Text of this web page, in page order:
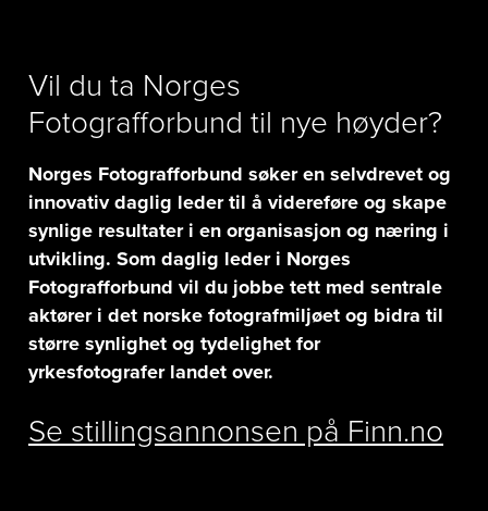
Vil du ta Norges
Fotografforbund til nye høyder?
Norges Fotografforbund søker en selvdrevet og
innovativ daglig leder til å videreføre og skape
synlige resultater i en organisasjon og næring i
utvikling. Som daglig leder i Norges
Fotografforbund vil du jobbe tett med sentrale
aktører i det norske fotografmiljøet og bidra til
større synlighet og tydelighet for
yrkesfotografer landet over.
Se stillingsannonsen på Finn.no